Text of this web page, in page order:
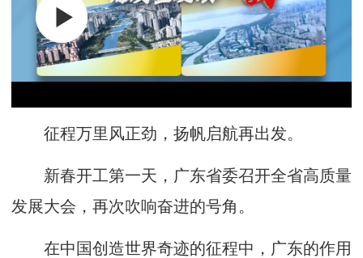
征程万里风正劲，扬帆启航再出发。
新春开工第一天，广东省委召开全省高质量
发展大会，再次吹响奋进的号角。
在中国创造世界奇迹的征程中，广东的作用